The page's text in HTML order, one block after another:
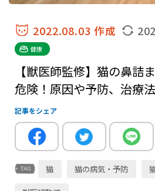
2022.08.03 作成
健康
【獣医師監修】猫の鼻詰
危険！原因や予防、治療
記事をシェア
猫 猫の病気・予防